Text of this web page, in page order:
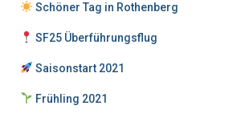
Schöner Tag in Rothenberg
SF25 Überführungsflug
Saisonstart 2021
Frühling 2021